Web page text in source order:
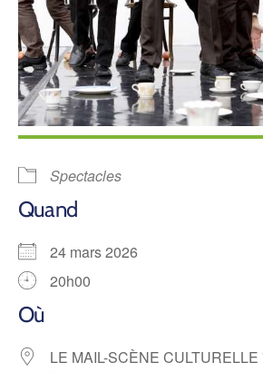
Spectacles
Quand
24 mars 2026
20h00
Où
LE MAIL-SCÈNE